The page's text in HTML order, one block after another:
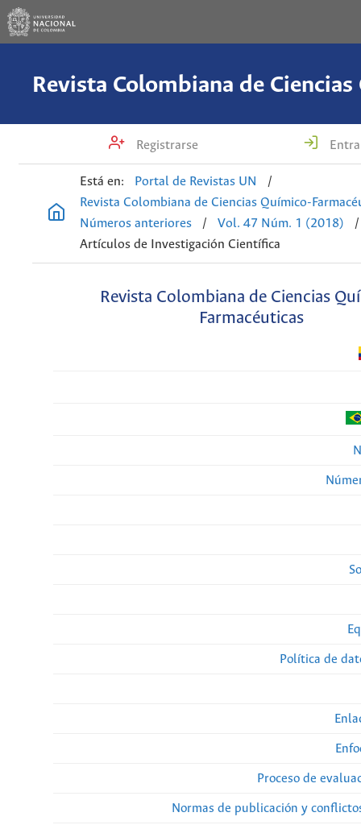
Registrarse
Está en: Portal de Revistas UN
/
Revista Colombiana de Ciencias Químico-
Números anteriores
/ Vol. 47 Núm. 1 (2018)
/
Artículos de Investigación Científica
Revista Colombiana de Ciencias
Farmacéuticas
Política de
Proceso de
Normas de publicación y